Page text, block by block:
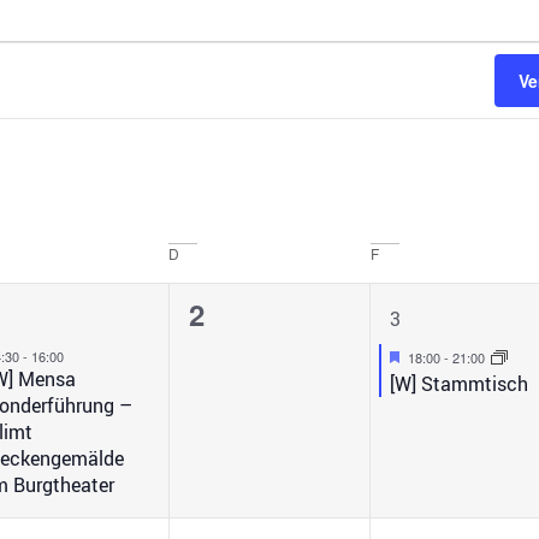
D F
- 16:00
Mensa
–
Burgtheater
0
Veranstaltungen,
2
1
3
Hervorgehoben
18:00-21:00
[W] Stammtisch